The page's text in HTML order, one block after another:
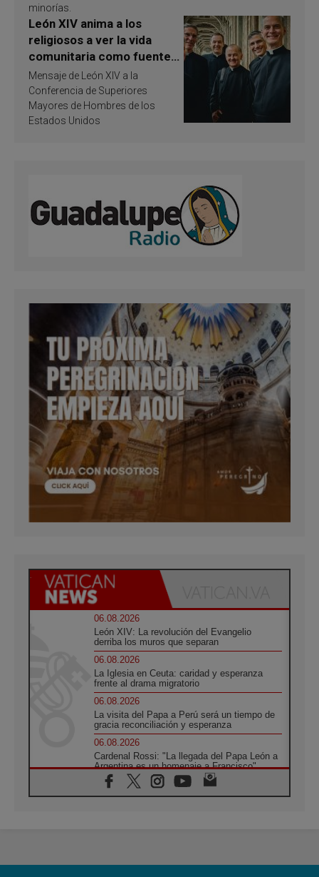
minorías.
León XIV anima a los
religiosos a ver la vida
comunitaria como fuente
de inspiración y
santificación
Mensaje de León XIV a la
Conferencia de Superiores
Mayores de Hombres de los
Estados Unidos
06.08.2026
León XIV: La revolución del Evangelio
derriba los muros que separan
06.08.2026
La Iglesia en Ceuta: caridad y esperanza
frente al drama migratorio
06.08.2026
La visita del Papa a Perú será un tiempo de
gracia reconciliación y esperanza
06.08.2026
Cardenal Rossi: "La llegada del Papa León a
Argentina es un homenaje a Francisco"
06.08.2026
En Asís, León XIV invita a los jóvenes a
05.08.2026